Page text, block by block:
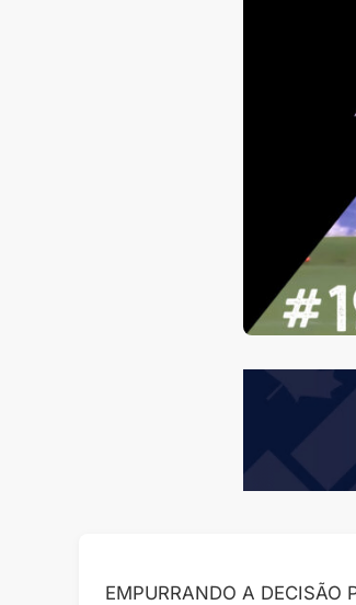
EMPURRANDO A DECISÃO